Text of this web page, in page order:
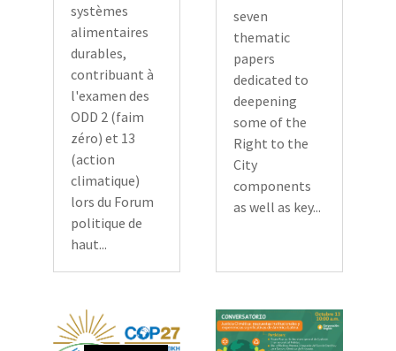
systèmes
alimentaires
durables,
contribuant à
l'examen des
ODD 2 (faim
zéro) et 13
(action
climatique)
lors du Forum
politique de
haut...
seven
thematic
papers
dedicated to
deepening
some of the
Right to the
City
components
as well as key...